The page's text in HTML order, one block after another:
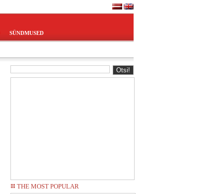
SÜNDMUSED
THE MOST POPULAR